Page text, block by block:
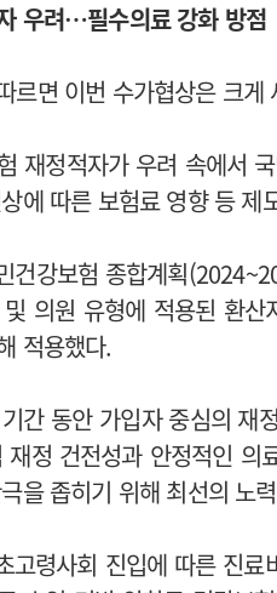
우려…필수의료 강화 방점
르면 이번 수가협상은 크
재정적자가 우려 속에서
에 따른 보험료 영향 등
건강보험 종합계획
의원 유형에 적용된 환
적용했다.
간 동안 가입자 중심의 재
재정 건전성과 안정적인
을 좁히기 위해 최선의 노
고령사회 진입에 따른 진